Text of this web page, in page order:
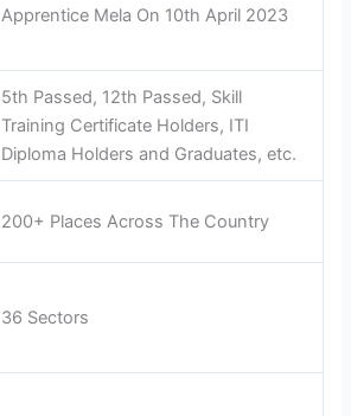
Apprentice Mela On 10th April 2023
5th Passed, 12th Passed, Skill
Training Certificate Holders, ITI
Diploma Holders and Graduates, etc.
200+ Places Across The Country
36 Sectors